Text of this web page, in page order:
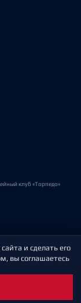
клуб «Торпедо»
и сделать его
вы соглашаетесь